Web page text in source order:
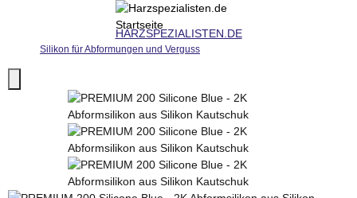
HARZSPEZIALISTEN.DE
Silikon für Abformungen und Verguss